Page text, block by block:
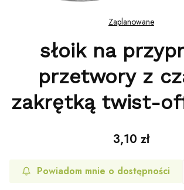
Zaplanowane
słoik na
przetwory z
zakrętką twist-
Cena
3,10 zł
Powiadom mnie o dostępności